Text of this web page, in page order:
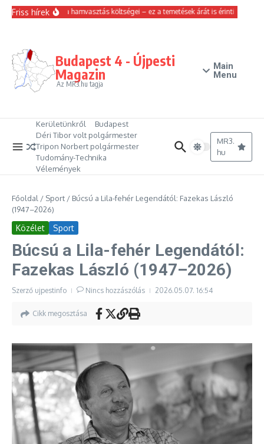
Ugrás a tartalomhoz
Friss hírek
Emelkedtek a hamvasztás költségei – ez a temetések árát is érinti
Budapest 4 - Újpesti
Magazin
Az MR3.hu tagja
Main
Menu
Kerületünkről
Budapest
Déri Tibor volt polgármester
Tripon Norbert polgármester
Tudomány-Technika
Vélemények
MR3.
hu
Főoldal / Sport / Búcsú a Lila-fehér Legendától: Fazekas László
(1947–2026)
Közélet Sport
Búcsú a Lila-fehér Legendától:
Fazekas László (1947–2026)
Szerző ujpestinfo Nincs hozzászólás 2026.05.07. 16:54
Cikk megosztása